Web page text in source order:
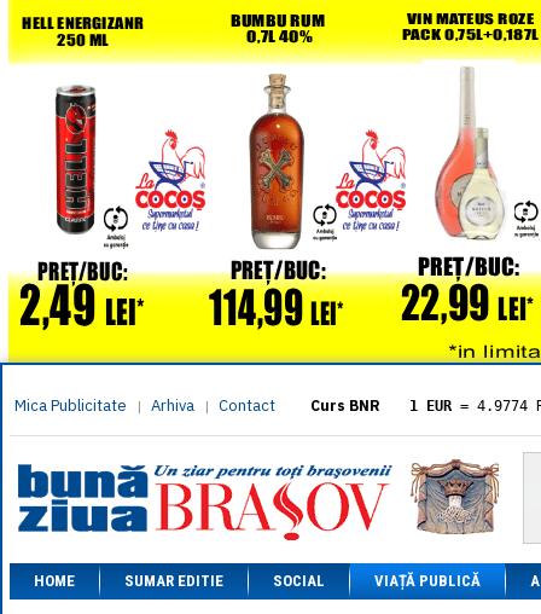
Mica Publicitate | Arhiva | Contact Curs BNR 1 EUR = 4.9774
= 5.8304
1 XAU= 464.4611
1 AED= 1.1933
1 AUD= 2.7957
1 BGN= 2.5449
1 CAD= 3.1559
1 CHF= 5.2813
HOME SUMAR EDITIE SOCIAL VIAȚĂ PUBLICĂ